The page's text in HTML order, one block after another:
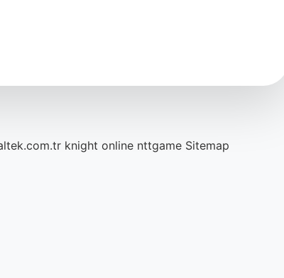
knight online nttgame Sitemap